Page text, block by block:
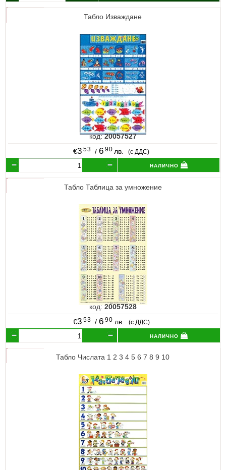
Табло Изваждане
код:20057527
€3 53 / 6 90 лв. (с ДДС)
налично
Табло Таблица за умножение
код:20057528
€3 53 /6 90 лв. (с ДДС)
налично
Табло Числата 1 2 3 4 5 6 7 8 9 10